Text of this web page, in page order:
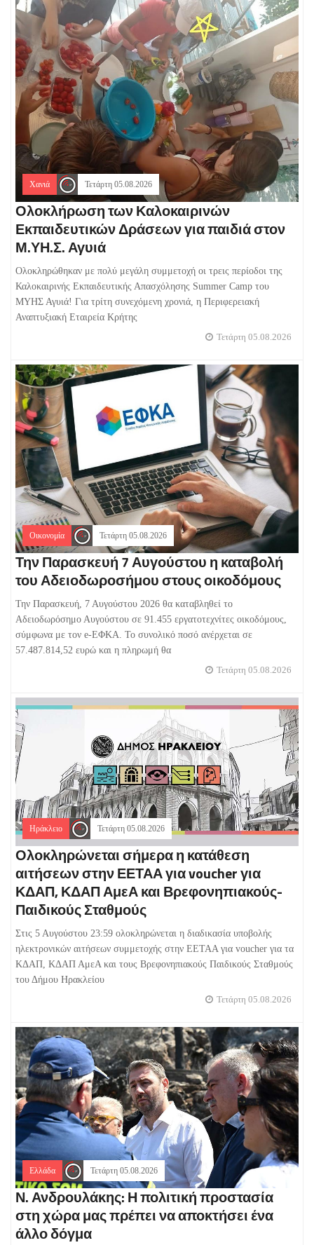
Χανιά Τετάρτη 05.08.2026
Ολοκλήρωση των Καλοκαιρινών
Εκπαιδευτικών Δράσεων για παιδιά στον
Μ.ΥΗ.Σ. Αγυιά
Ολοκληρώθηκαν με πολύ μεγάλη συμμετοχή οι τρεις περίοδοι της
Καλοκαιρινής Εκπαιδευτικής Απασχόλησης Summer Camp του
ΜΥΗΣ Αγυιά! Για τρίτη συνεχόμενη χρονιά, η Περιφερειακή
Αναπτυξιακή Εταιρεία Κρήτης
Τετάρτη 05.08.2026
Οικονομία Τετάρτη 05.08.2026
Την Παρασκευή 7 Αυγούστου η καταβολή
του Αδειοδωροσήμου στους οικοδόμους
Την Παρασκευή, 7 Αυγούστου 2026 θα καταβληθεί το
Αδειοδωρόσημο Αυγούστου σε 91.455 εργατοτεχνίτες οικοδόμους,
σύμφωνα με τον e-ΕΦΚΑ. Το συνολικό ποσό ανέρχεται σε
57.487.814,52 ευρώ και η πληρωμή θα
Τετάρτη 05.08.2026
Ηράκλειο Τετάρτη 05.08.2026
Ολοκληρώνεται σήμερα η κατάθεση
αιτήσεων στην ΕΕΤΑΑ για voucher για
ΚΔΑΠ, ΚΔΑΠ ΑμεΑ και Βρεφονηπιακούς-
Παιδικούς Σταθμούς
Στις 5 Αυγούστου 23:59 ολοκληρώνεται η διαδικασία υποβολής
ηλεκτρονικών αιτήσεων συμμετοχής στην ΕΕΤΑΑ για voucher για τα
ΚΔΑΠ, ΚΔΑΠ ΑμεΑ και τους Βρεφονηπιακούς Παιδικούς Σταθμούς
του Δήμου Ηρακλείου
Τετάρτη 05.08.2026
Ελλάδα Τετάρτη 05.08.2026
Ν. Ανδρουλάκης: Η πολιτική προστασία
στη χώρα μας πρέπει να αποκτήσει ένα
άλλο δόγμα